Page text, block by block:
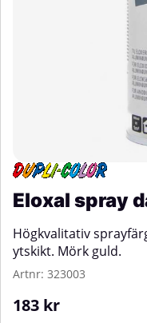
Eloxal spray
Högkvalitativ
ytskikt. Mörk guld.
Artnr: 323003
183 kr